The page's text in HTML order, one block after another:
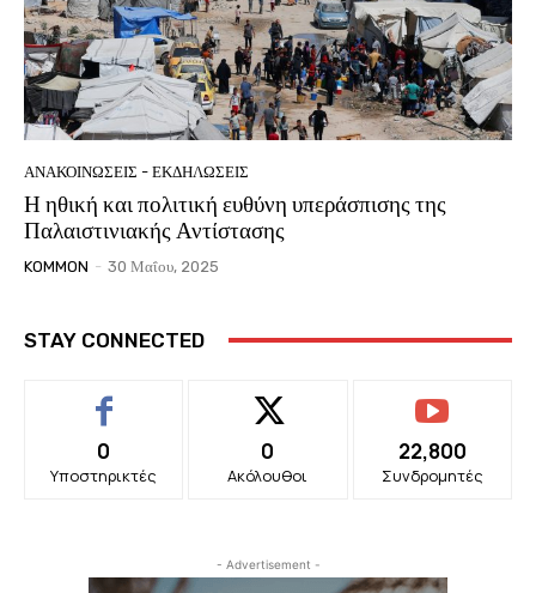
ΑΝΑΚΟΙΝΩΣΕΙΣ - ΕΚΔΗΛΩΣΕΙΣ
Η ηθική και πολιτική ευθύνη υπεράσπισης της
Παλαιστινιακής Αντίστασης
KOMMON - 30 Μαΐου, 2025
STAY CONNECTED
0
Υποστηρικτές
0
Ακόλουθοι
22,800
Συνδρομητές
- Advertisement -